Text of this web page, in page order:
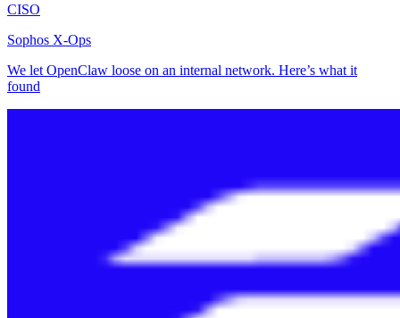
CISO
Sophos X-Ops
We let OpenClaw loose on an internal network. Here’s what it
found